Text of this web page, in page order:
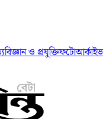
বিজ্ঞান ও প্রযুক্তিফটোআর্কাইভ